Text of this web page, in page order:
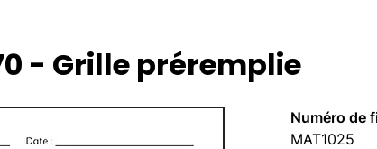
- Grille préremplie
Numéro de
MAT1025